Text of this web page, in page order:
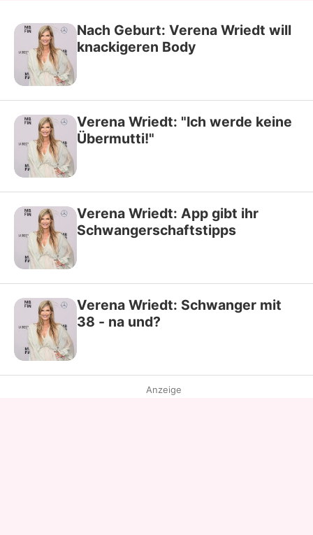
Nach Geburt: Verena Wriedt will
knackigeren Body
Verena Wriedt: "Ich werde keine
Übermutti!"
Verena Wriedt: App gibt ihr
Schwangerschaftstipps
Verena Wriedt: Schwanger mit
38 - na und?
Anzeige